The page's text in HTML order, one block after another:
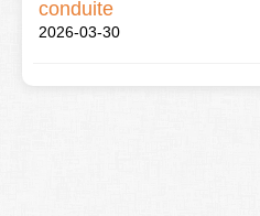
conduite
2026-03-30